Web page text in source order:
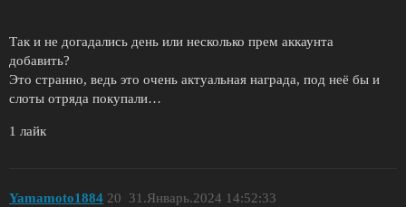
Так и не догадались день или несколько прем аккаунта
добавить?
Это странно, ведь это очень актуальная награда, под неё бы и
слоты отряда покупали…
1 лайк
Yamamoto1884 31.Январь.2024 14:52:33
20